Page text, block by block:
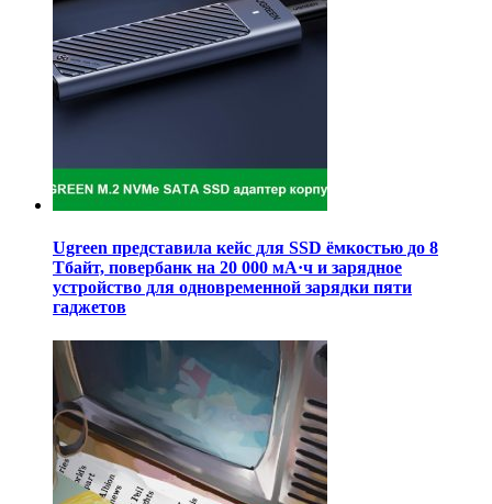
Ugreen представила кейс для SSD ёмкостью до 8
Тбайт, повербанк на 20 000 мА·ч и зарядное
устройство для одновременной зарядки пяти
гаджетов